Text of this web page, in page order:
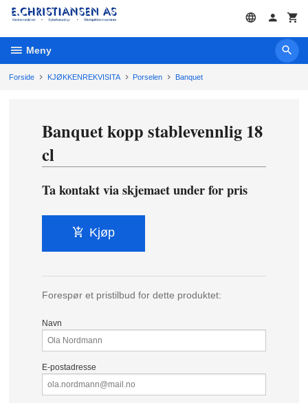
Gå
innholdet
Meny
Forside KJØKKENREKVISITA Porselen Banquet
Banquet kopp stablevennlig 18
cl
Ta kontakt via skjemaet under for pris
Kjøp
Forespør et pristilbud for dette produktet:
Navn
E-postadresse